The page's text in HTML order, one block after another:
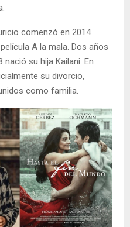
comenzó en 2014
A la mala. Dos años
su hija Kailani. En
su divorcio,
como familia.